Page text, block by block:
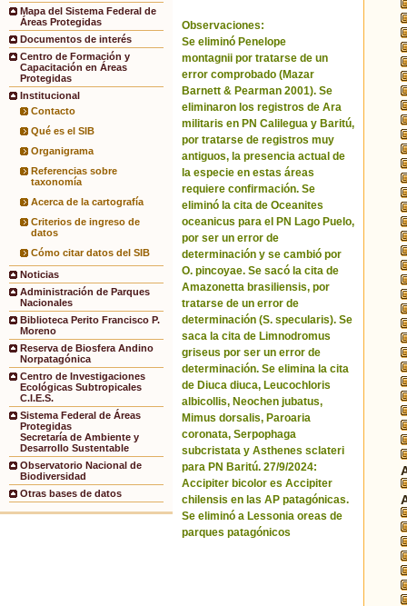
Mapa del Sistema Federal de
Áreas Protegidas
Documentos de interés
Centro de Formación y
Capacitación en Áreas
Protegidas
Institucional
Contacto
Qué es el SIB
Organigrama
Referencias sobre
taxonomía
Acerca de la cartografía
Criterios de ingreso de
datos
Cómo citar datos del SIB
Noticias
Administración de Parques
Nacionales
Biblioteca Perito Francisco P.
Moreno
Reserva de Biosfera Andino
Norpatagónica
Centro de Investigaciones
Ecológicas Subtropicales
C.I.E.S.
Sistema Federal de Áreas
Protegidas
Secretaría de Ambiente y
Desarrollo Sustentable
Observatorio Nacional de
Biodiversidad
Otras bases de datos
Observaciones:
Se eliminó Penelope
montagnii por tratarse de un
error comprobado (Mazar
Barnett & Pearman 2001). Se
eliminaron los registros de Ara
militaris en PN Calilegua y Baritú,
por tratarse de registros muy
antiguos, la presencia actual de
la especie en estas áreas
requiere confirmación. Se
eliminó la cita de Oceanites
oceanicus para el PN Lago Puelo,
por ser un error de
determinación y se cambió por
O. pincoyae. Se sacó la cita de
Amazonetta brasiliensis, por
tratarse de un error de
determinación (S. specularis). Se
saca la cita de Limnodromus
griseus por ser un error de
determinación. Se elimina la cita
de Diuca diuca, Leucochloris
albicollis, Neochen jubatus,
Mimus dorsalis, Paroaria
coronata, Serpophaga
subcristata y Asthenes sclateri
para PN Baritú. 27/9/2024:
Accipiter bicolor es Accipiter
chilensis en las AP patagónicas.
Se eliminó a Lessonia oreas de
parques patagónicos